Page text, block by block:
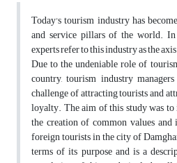
Today's tourism industry has
and service pillars of the world.
experts refer to this industry as the
Due to the undeniable role of
country, tourism industry
challenge of attracting tourists and
loyalty. The aim of this study was
the creation of common values
foreign tourists in the city of
terms of its purpose and is a